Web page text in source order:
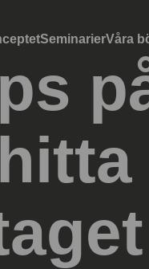
SeminarierVåra